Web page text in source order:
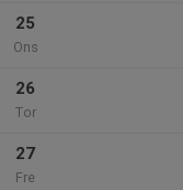
25
Ons
26
Tor
27
Fre